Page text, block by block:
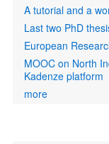
A tutorial and a
Last two PhD
European
MOOC on North
Kadenze platform
more